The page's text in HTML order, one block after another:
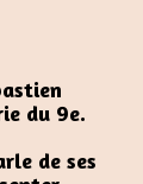
du 9e.
de ses